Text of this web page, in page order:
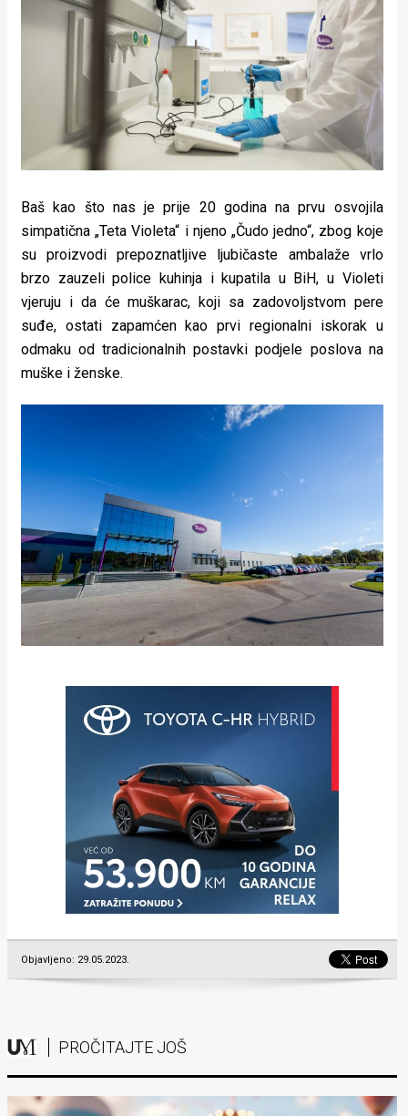
Baš kao što nas je prije 20 godina na prvu osvojila
simpatična „Teta Violeta“ i njeno „Čudo jedno“, zbog koje
su proizvodi prepoznatljive ljubičaste ambalaže vrlo
brzo zauzeli police kuhinja i kupatila u BiH, u Violeti
vjeruju i da će muškarac, koji sa zadovoljstvom pere
suđe, ostati zapamćen kao prvi regionalni iskorak u
odmaku od tradicionalnih postavki podjele poslova na
muške i ženske.
Objavljeno: 29.05.2023.
PROČITAJTE JOŠ